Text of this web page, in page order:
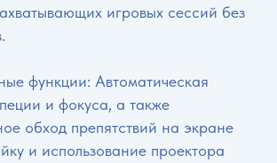
игровых сессий без
функции: Автоматическая
и фокуса, а также
обход препятствий на экране
и использование проектора